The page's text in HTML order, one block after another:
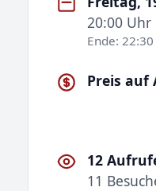
20:00 Uhr
Ende:
Preis auf
12
11